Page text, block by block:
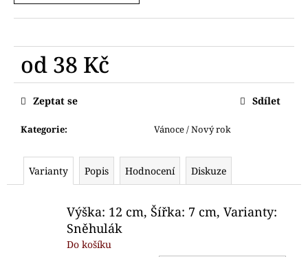
od 38 Kč
Měrná
cena:
Kategorie: Vánoce / Nový rok
Zeptat se Sdílet
Varianty Popis Hodnocení Diskuze
Výška: 12 cm, Šířka: 7 cm, Varianty:
Sněhulák
Do košíku
u
e
m
e
MEDVÍDEK
Kč